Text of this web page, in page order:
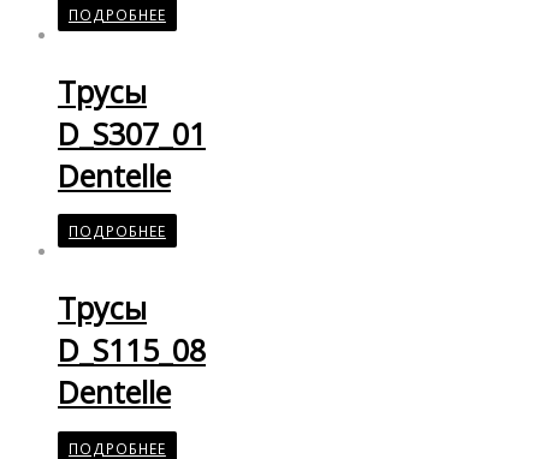
ПОДРОБНЕЕ
Трусы
D_S307_01
Dentelle
ПОДРОБНЕЕ
Трусы
D_S115_08
Dentelle
ПОДРОБНЕЕ